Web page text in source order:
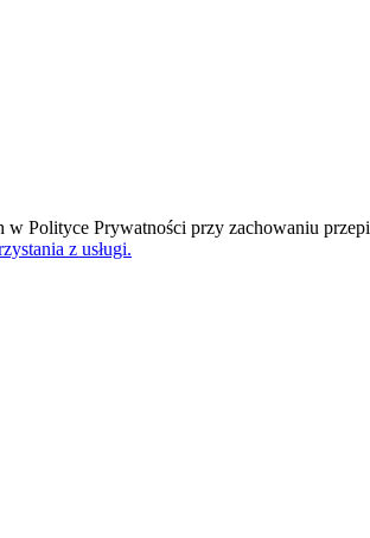
Polityce Prywatności przy zachowaniu
z usługi.